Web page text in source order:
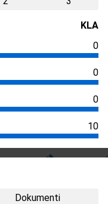
KLA
0
0
0
10
Dokumenti